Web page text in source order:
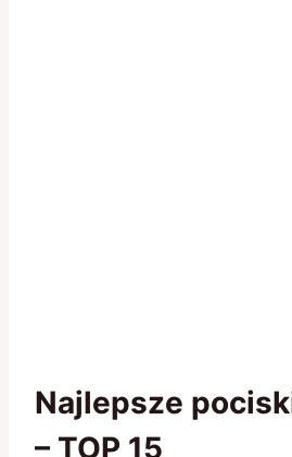
Najlepsze
– TOP 15